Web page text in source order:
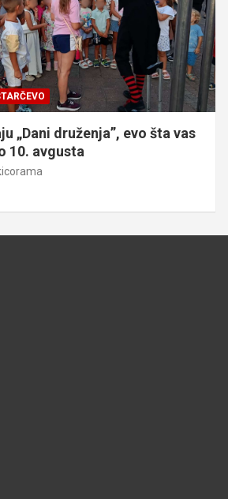
„Dani druženja”, evo šta vas
10. avgusta